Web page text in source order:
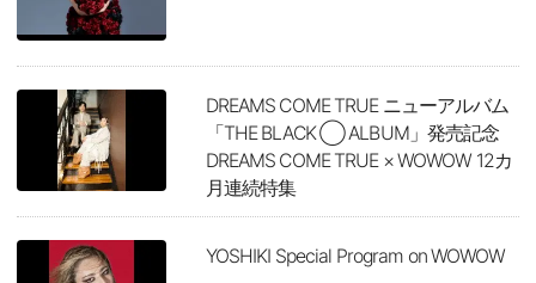
DREAMS COME TRUE ニューアルバム
「THE BLACK ◯ ALBUM」発売記念
DREAMS COME TRUE × WOWOW 12カ
月連続特集
YOSHIKI Special Program on WOWOW